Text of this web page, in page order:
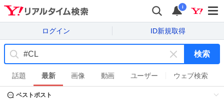
i
ログイン ID新規取得
キ
ー
ワ
検索
話題 最新 画像 動画 ユーザー ウェブ検索
ベストポスト